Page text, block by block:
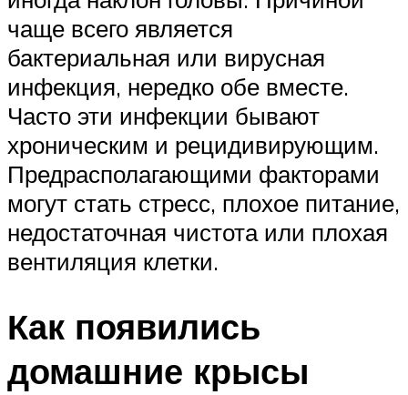
чаще всего является
бактериальная или вирусная
инфекция, нередко обе вместе.
Часто эти инфекции бывают
хроническим и рецидивирующим.
Предрасполагающими факторами
могут стать стресс, плохое питание,
недостаточная чистота или плохая
вентиляция клетки.
Как появились
домашние крысы